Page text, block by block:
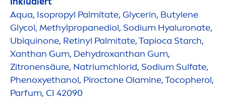
Aqua, Isopropyl Palmitate, Glycerin, Butylene
Glycol, Methylpropanediol, Sodium Hyaluronate,
Ubiquinone, Retinyl Palmitate, Tapioca Starch,
Xanthan Gum, Dehydroxanthan Gum,
Zitronensäure, Natriumchlorid, Sodium Sulfate,
Phenoxyethanol, Piroctone Olamine, Tocopherol,
Parfum, CI 42090